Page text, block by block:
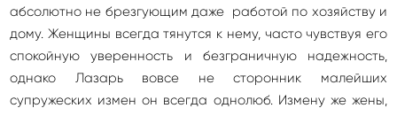
абсолютно не брезгующим даже работой по хозяйству и
дому. Женщины всегда тянутся к нему, часто чувствуя его
спокойную уверенность и безграничную надежность,
однако Лазарь вовсе не сторонник малейших
супружеских измен он всегда однолюб. Измену же жены,